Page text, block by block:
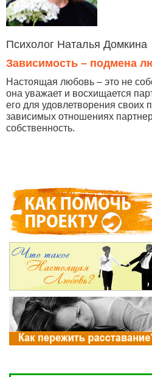
Психолог Наталья Домкина
Зависимость – подмена
Настоящая любовь – это не
она уважает и восхищается
его для удовлетворения своих
зависимых отношениях
собственность.